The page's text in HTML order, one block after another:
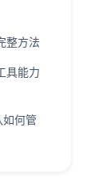
整方法
具能力
何管